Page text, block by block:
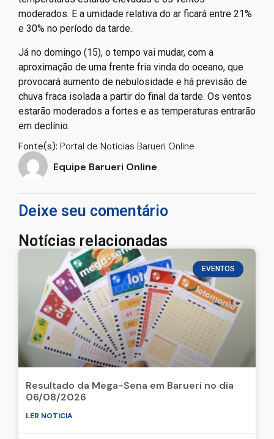
moderados. E a umidade relativa do ar ficará entre 21%
e 30% no período da tarde.
Já no domingo (15), o tempo vai mudar, com a
aproximação de uma frente fria vinda do oceano, que
provocará aumento de nebulosidade e há previsão de
chuva fraca isolada a partir do final da tarde. Os ventos
estarão moderados a fortes e as temperaturas entrarão
em declínio.
Fonte(s): Portal de Noticias Barueri Online
Equipe Barueri Online
Deixe seu comentário
Notícias relacionadas
EVENTOS
Resultado da Mega-Sena em Barueri no dia
06/08/2026
LER NOTICIA